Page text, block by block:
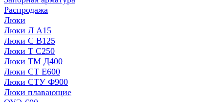
Распродажа
Люки
Люки Л А15
Люки С В125
Люки Т С250
Люки ТМ Д400
Люки СТ Е600
Люки СТУ Ф900
Люки плавающие